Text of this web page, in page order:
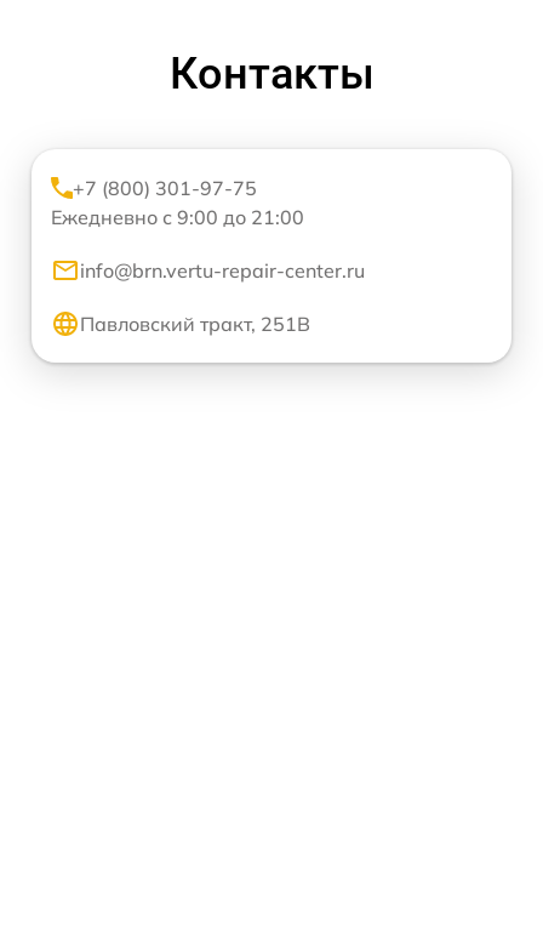
Контакты
+7 (800) 301-97-75
Ежедневно с 9:00 до 21:00
info@brn.vertu-repair-center.ru
Павловский тракт, 251В